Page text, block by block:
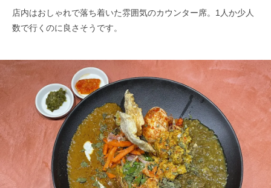
店内はおしゃれで落ち着いた雰囲気のカウンター席。1人か少人
数で行くのに良さそうです。